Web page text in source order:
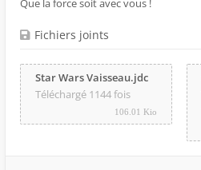
Que la force soit avec vous !
Fichiers joints
Star Wars Vaisseau.jdc
Téléchargé 1144 fois
106.01 Kio